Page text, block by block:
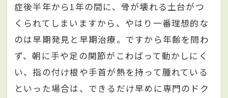
症後半年から1年の間に、骨が壊れる土台がつ
くられてしまいますから、やはり一番理想的な
のは早期発見と早期治療。ですから年齢を問わ
ず、朝に手や足の関節がこわばって動かしにく
い、指の付け根や手首が熱を持って腫れている
といった場合は、できるだけ早めに専門のドク